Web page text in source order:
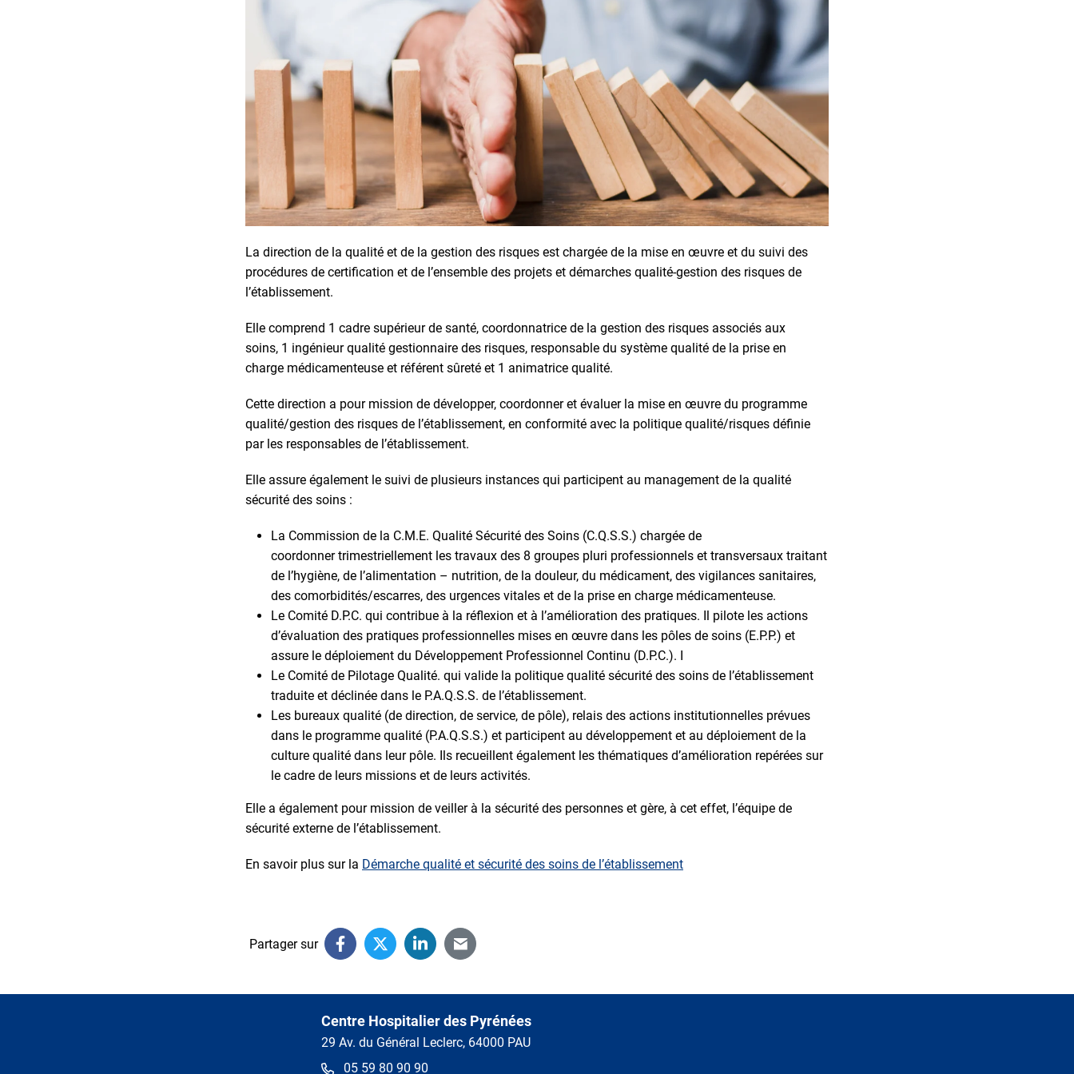
La direction de la qualité et de la gestion des risques est chargée de la mise en œuvre et du suivi des
procédures de certification et de l’ensemble des projets et démarches qualité-gestion des risques de
l’établissement.
Elle comprend 1 cadre supérieur de santé, coordonnatrice de la gestion des risques associés aux
soins, 1 ingénieur qualité gestionnaire des risques, responsable du système qualité de la prise en
charge médicamenteuse et référent sûreté et 1 animatrice qualité.
Cette direction a pour mission de développer, coordonner et évaluer la mise en œuvre du programme
qualité/gestion des risques de l’établissement, en conformité avec la politique qualité/risques définie
par les responsables de l’établissement.
Elle assure également le suivi de plusieurs instances qui participent au management de la qualité
sécurité des soins :
La Commission de la C.M.E. Qualité Sécurité des Soins (C.Q.S.S.) chargée de
coordonner trimestriellement les travaux des 8 groupes pluri professionnels et transversaux traitant
de l’hygiène, de l’alimentation – nutrition, de la douleur, du médicament, des vigilances sanitaires,
des comorbidités/escarres, des urgences vitales et de la prise en charge médicamenteuse.
Le Comité D.P.C. qui contribue à la réflexion et à l’amélioration des pratiques. Il pilote les actions
d’évaluation des pratiques professionnelles mises en œuvre dans les pôles de soins (E.P.P.) et
assure le déploiement du Développement Professionnel Continu (D.P.C.). I
Le Comité de Pilotage Qualité. qui valide la politique qualité sécurité des soins de l’établissement
traduite et déclinée dans le P.A.Q.S.S. de l’établissement.
Les bureaux qualité (de direction, de service, de pôle), relais des actions institutionnelles prévues
dans le programme qualité (P.A.Q.S.S.) et participent au développement et au déploiement de la
culture qualité dans leur pôle. Ils recueillent également les thématiques d’amélioration repérées sur
le cadre de leurs missions et de leurs activités.
Elle a également pour mission de veiller à la sécurité des personnes et gère, à cet effet, l’équipe de
sécurité externe de l’établissement.
En savoir plus sur la Démarche qualité et sécurité des soins de l’établissement
Partager sur
Centre Hospitalier des Pyrénées
29 Av. du Général Leclerc, 64000 PAU
05 59 80 90 90